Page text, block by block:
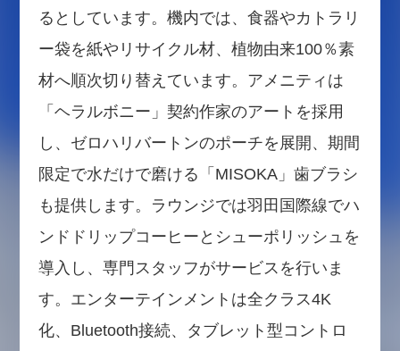
るとしています。機内では、食器やカトラリ
ー袋を紙やリサイクル材、植物由来100％素
材へ順次切り替えています。アメニティは
「ヘラルボニー」契約作家のアートを採用
し、ゼロハリバートンのポーチを展開、期間
限定で水だけで磨ける「MISOKA」歯ブラシ
も提供します。ラウンジでは羽田国際線でハ
ンドドリップコーヒーとシューポリッシュを
導入し、専門スタッフがサービスを行いま
す。エンターテインメントは全クラス4K
化、Bluetooth接続、タブレット型コントロ